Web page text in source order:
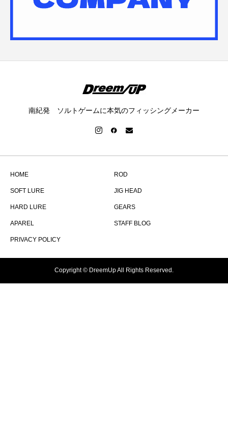
南紀発 ソルトゲームに本気のフィッシングメーカー
HOME ROD
SOFT LURE JIG HEAD
HARD LURE GEARS
APAREL STAFF BLOG
PRIVACY POLICY
Copyright © DreemUp All Rights Reserved.